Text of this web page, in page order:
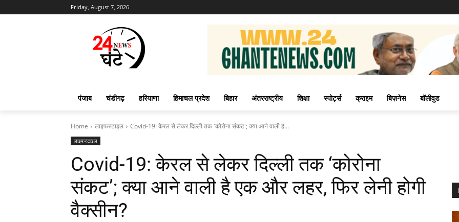
Friday, August 7, 2026
पंजाब चंडीगढ़ हरियाणा हिमाचल प्रदेश बिहार अंतरराष्ट्रीय शिक्षा स्पोर्ट्स क्राइम बिज़नेस बॉलीवुड
Home लाइफस्टाइल Covid-19: केरल से लेकर दिल्ली तक 'कोरोना संकट'; क्या आने वाली है...
लाइफस्टाइल
Covid-19: केरल से लेकर दिल्ली तक ‘कोरोना
संकट’; क्या आने वाली है एक और लहर, फिर लेनी होगी
वैक्सीन?